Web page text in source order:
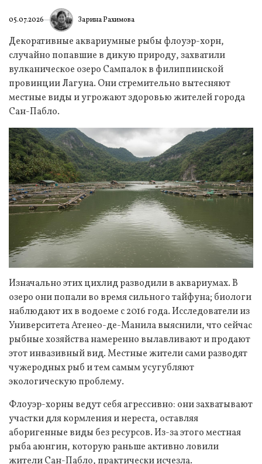
05.07.2026 Зарина Рахимова
Декоративные аквариумные рыбы флоуэр-хорн,
случайно попавшие в дикую природу, захватили
вулканическое озеро Сампалок в филиппинской
провинции Лагуна. Они стремительно вытесняют
местные виды и угрожают здоровью жителей города
Сан-Пабло.
Изначально этих цихлид разводили в аквариумах. В
озеро они попали во время сильного тайфуна; биологи
наблюдают их в водоеме с 2016 года. Исследователи из
Университета Атенео-де-Манила выяснили, что сейчас
рыбные хозяйства намеренно вылавливают и продают
этот инвазивный вид. Местные жители сами разводят
чужеродных рыб и тем самым усугубляют
экологическую проблему.
Флоуэр-хорны ведут себя агрессивно: они захватывают
участки для кормления и нереста, оставляя
аборигенные виды без ресурсов. Из-за этого местная
рыба аюнгин, которую раньше активно ловили
жители Сан-Пабло, практически исчезла.